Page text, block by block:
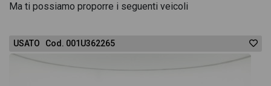
acquistare un veicolo Mercedes usato. Le schede
veicolo sono dettagliate e sempre aggiornate in
modo da aiutarti a scegliere quella più adatta alle
Ma ti possiamo proporre i seguenti veicoli
USATO Cod. 001U362265